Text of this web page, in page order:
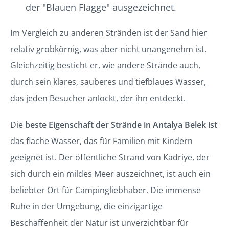
der "Blauen Flagge" ausgezeichnet.
Im Vergleich zu anderen Stränden ist der Sand hier
relativ grobkörnig, was aber nicht unangenehm ist.
Gleichzeitig besticht er, wie andere Strände auch,
durch sein klares, sauberes und tiefblaues Wasser,
das jeden Besucher anlockt, der ihn entdeckt.
Die beste Eigenschaft der Strände in Antalya Belek ist
das flache Wasser, das für Familien mit Kindern
geeignet ist. Der öffentliche Strand von Kadriye, der
sich durch ein mildes Meer auszeichnet, ist auch ein
beliebter Ort für Campingliebhaber. Die immense
Ruhe in der Umgebung, die einzigartige
Beschaffenheit der Natur ist unverzichtbar für